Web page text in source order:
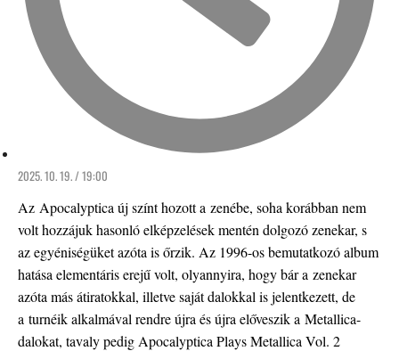
2025. 10. 19. / 19:00
Az Apocalyptica új színt hozott a zenébe, soha korábban nem
volt hozzájuk hasonló elképzelések mentén dolgozó zenekar, s
az egyéniségüket azóta is őrzik. Az 1996-os bemutatkozó album
hatása elementáris erejű volt, olyannyira, hogy bár a zenekar
azóta más átiratokkal, illetve saját dalokkal is jelentkezett, de
a turnéik alkalmával rendre újra és újra előveszik a Metallica-
dalokat, tavaly pedig Apocalyptica Plays Metallica Vol. 2